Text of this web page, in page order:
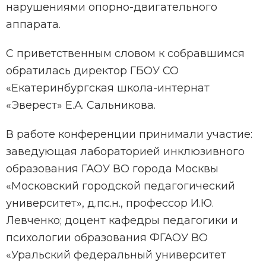
нарушениями опорно-двигательного
аппарата.
С приветственным словом к собравшимся
обратилась директор ГБОУ СО
«Екатеринбургская школа-интернат
«Эверест» Е.А. Сальникова.
В работе конференции принимали участие:
заведующая лабораторией инклюзивного
образования ГАОУ ВО города Москвы
«Московский городской педагогический
университет», д.пс.н., профессор И.Ю.
Левченко; доцент кафедры педагогики и
психологии образования ФГАОУ ВО
«Уральский федеральный университет